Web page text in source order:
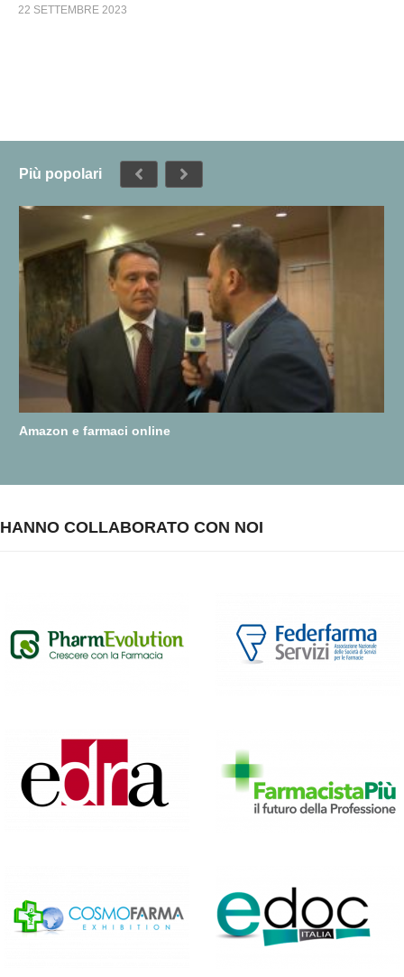
22 SETTEMBRE 2023
Più popolari
Amazon e farmaci online
HANNO COLLABORATO CON NOI